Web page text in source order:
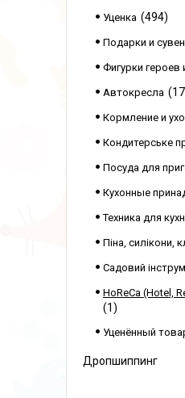
Уценка 494
Подарки и
Фигурки
Автокресла 17
Кормление и
Кондитерське
Посуда для
Кухонные
Техника для
Піна, силікони,
Садовий
HoReCa (Hotel,
1
Уценённый
Дропшиппинг